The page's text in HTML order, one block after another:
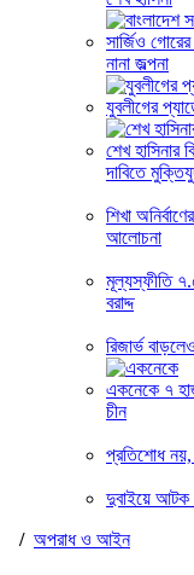
সার্জিও
নানা জল্পনা
যুবলীগের
শেখ হাসিনার
দাবিতে
শিখা
আলোচনা
মূল্যস্ফীতি
বরাদ্দ
রিজার্ভ
একনেকে ৭
চীন
প্রতিশোধ নয়,
দুবাইয়ে আটক
/ অপরাধ ও আইন